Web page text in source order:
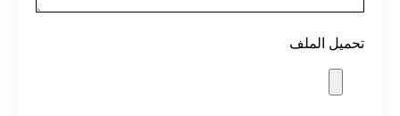
تحميل الملف